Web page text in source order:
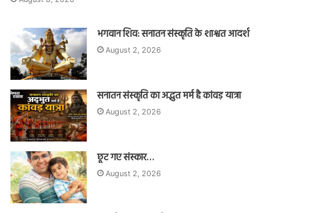
भगवान शिव: सनातन संस्कृति के शाश्वत आदर्श
August 2, 2026
सनातन संस्कृति का अद्भुत मर्म है कांवड़ यात्रा
August 2, 2026
छूट गए संस्कार…
August 2, 2026